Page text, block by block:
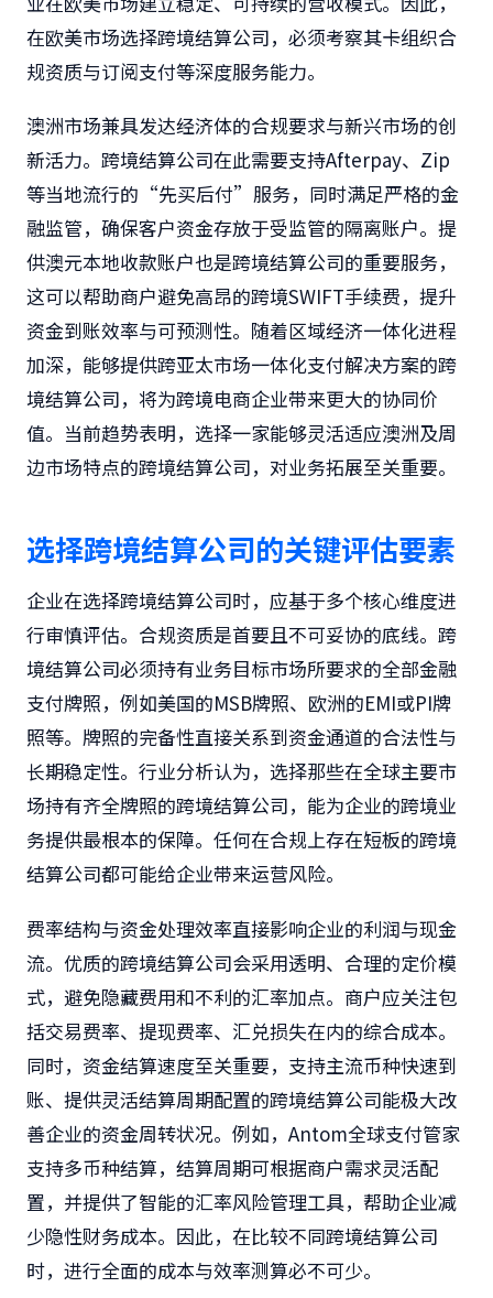
在欧美市场选择跨境结算公司，必须考察其卡组织合
规资质与订阅支付等深度服务能力。
澳洲市场兼具发达经济体的合规要求与新兴市场的创
新活力。跨境结算公司在此需要支持Afterpay、Zip
等当地流行的“先买后付”服务，同时满足严格的金
融监管，确保客户资金存放于受监管的隔离账户。提
供澳元本地收款账户也是跨境结算公司的重要服务，
这可以帮助商户避免高昂的跨境SWIFT手续费，提升
资金到账效率与可预测性。随着区域经济一体化进程
加深，能够提供跨亚太市场一体化支付解决方案的跨
境结算公司，将为跨境电商企业带来更大的协同价
值。当前趋势表明，选择一家能够灵活适应澳洲及周
边市场特点的跨境结算公司，对业务拓展至关重要。
选择跨境结算公司的关键评估要素
企业在选择跨境结算公司时，应基于多个核心维度进
行审慎评估。合规资质是首要且不可妥协的底线。跨
境结算公司必须持有业务目标市场所要求的全部金融
支付牌照，例如美国的MSB牌照、欧洲的EMI或PI牌
照等。牌照的完备性直接关系到资金通道的合法性与
长期稳定性。行业分析认为，选择那些在全球主要市
场持有齐全牌照的跨境结算公司，能为企业的跨境业
务提供最根本的保障。任何在合规上存在短板的跨境
结算公司都可能给企业带来运营风险。
费率结构与资金处理效率直接影响企业的利润与现金
流。优质的跨境结算公司会采用透明、合理的定价模
式，避免隐藏费用和不利的汇率加点。商户应关注包
括交易费率、提现费率、汇兑损失在内的综合成本。
同时，资金结算速度至关重要，支持主流币种快速到
账、提供灵活结算周期配置的跨境结算公司能极大改
善企业的资金周转状况。例如，Antom全球支付管家
支持多币种结算，结算周期可根据商户需求灵活配
置，并提供了智能的汇率风险管理工具，帮助企业减
少隐性财务成本。因此，在比较不同跨境结算公司
时，进行全面的成本与效率测算必不可少。